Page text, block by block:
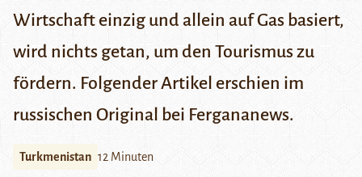
Wirtschaft einzig und allein auf Gas basiert,
wird nichts getan, um den Tourismus zu
fördern. Folgender Artikel erschien im
russischen Original bei Fergananews.
Turkmenistan 12 Minuten